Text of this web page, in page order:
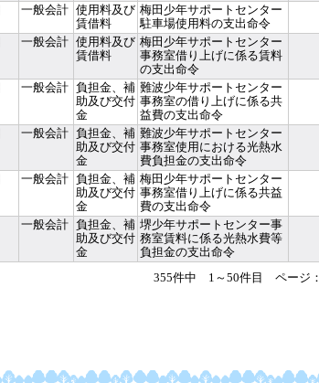
一般会計 使用料及び
賃借料
梅田少年サポートセンター
駐車場使用料の支出命令
一般会計 使用料及び
賃借料
梅田少年サポートセンター
事務室借り上げに係る賃料
の支出命令
一般会計 負担金、補
助及び交付
金
難波少年サポートセンター
事務室の借り上げに係る共
益費の支出命令
一般会計 負担金、補
助及び交付
金
難波少年サポートセンター
事務室使用における光熱水
費負担金の支出命令
一般会計 負担金、補
助及び交付
金
梅田少年サポートセンター
事務室借り上げに係る共益
費の支出命令
一般会計 負担金、補
助及び交付
金
堺少年サポートセンター事
務室賃料に係る光熱水費等
負担金の支出命令
355件中 1～50件目 ページ：